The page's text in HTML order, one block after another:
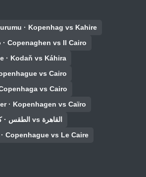
· Kopenhag vs Kahire
· Copenaghen vs Il Cairo
· Kodaň vs Káhira
vs Cairo
vs Cairo
· Kopenhagen vs Caïro
الطقس · كوبنهاغن vs القاهرة
· Copenhague vs Le Caire